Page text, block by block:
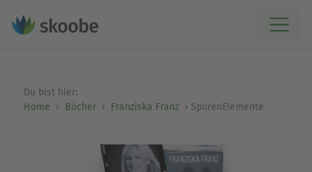
Du bist hier:
Home
Bücher Franziska Franz SpurenElemente